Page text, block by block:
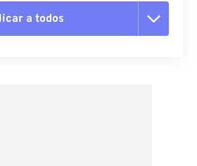
a todos